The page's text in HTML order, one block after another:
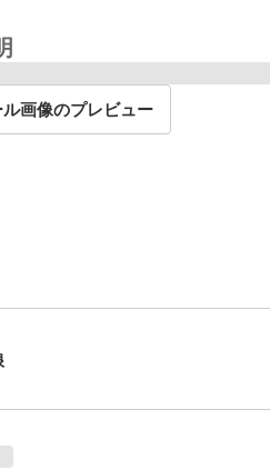
画像のプレビュー